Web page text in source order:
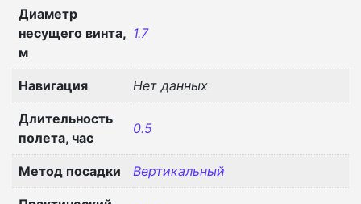
Диаметр
несущего винта,
м
1.7
Навигация Нет данных
Длительность
полета, час
0.5
Метод посадки Вертикальный